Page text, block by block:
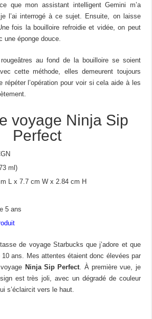
que mon assistant intelligent Gemini m’a
l’ai interrogé à ce sujet. Ensuite, on laisse
fois la bouilloire refroidie et vidée, on peut
une éponge douce.
au fond de la bouilloire se soient
cette méthode, elles demeurent toujours
répéter l’opération pour voir si cela aide à les
voyage Ninja Sip
Perfect
ml)
L x 7.7 cm W x 2.84 cm H
5 ans
de voyage Starbucks que j’adore et que
10 ans. Mes attentes étaient donc élevées par
Ninja Sip Perfect . À première vue, je
est très joli, avec un dégradé de couleur
s’éclaircit vers le haut.